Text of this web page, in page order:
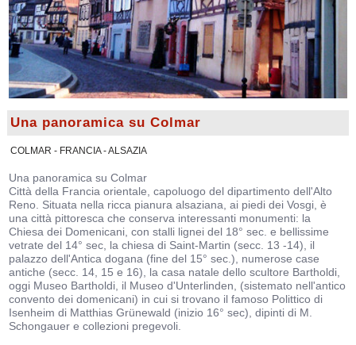
Una panoramica su Colmar
COLMAR - FRANCIA - ALSAZIA
Una panoramica su Colmar
Città della Francia orientale, capoluogo del dipartimento dell'Alto
Reno. Situata nella ricca pianura alsaziana, ai piedi dei Vosgi, è
una città pittoresca che conserva interessanti monumenti: la
Chiesa dei Domenicani, con stalli lignei del 18° sec. e bellissime
vetrate del 14° sec, la chiesa di Saint-Martin (secc. 13 -14), il
palazzo dell'Antica dogana (fine del 15° sec.), numerose case
antiche (secc. 14, 15 e 16), la casa natale dello scultore Bartholdi,
oggi Museo Bartholdi, il Museo d'Unterlinden, (sistemato nell'antico
convento dei domenicani) in cui si trovano il famoso Polittico di
Isenheim di Matthias Grünewald (inizio 16° sec), dipinti di M.
Schongauer e collezioni pregevoli.